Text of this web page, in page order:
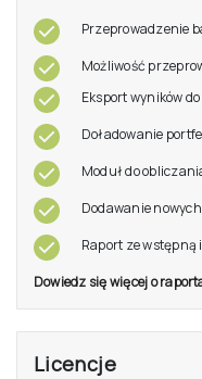
Przeprowadzenie
Możliwość
Eksport wyników
Doładowanie
Moduł do
Dodawanie
Raport ze
Dowiedz się więcej o
Licencje